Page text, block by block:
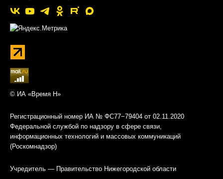
© ИА «Время Н»
Регистрационный номер ИА № ФС77−79404 от 02.11.2020
Федеральной службой по надзору в сфере связи,
информационных технологий и массовых коммуникаций
(Роскомнадзор)
Учредитель — Правительство Нижегородской области